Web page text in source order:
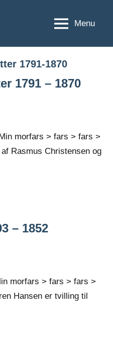
Menu
1791-1870
1791 – 1870
morfars > fars > fars >
Rasmus Christensen og
– 1852
morfars > fars > fars >
Hansen er tvilling til